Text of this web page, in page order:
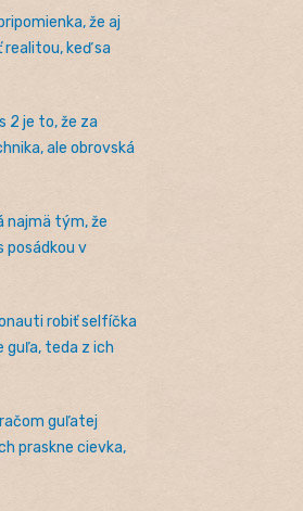
že aj
keď sa
2 je to, že za
ale obrovská
najmä tým, že
posádkou v
robiť selfíčka
guľa, teda z ich
guľatej
praskne cievka,